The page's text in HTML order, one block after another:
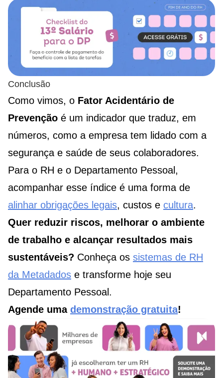
Conclusão
Como vimos, o Fator Acidentário de
Prevenção é um indicador que traduz, em
números, como a empresa tem lidado com a
segurança e saúde de seus colaboradores.
Para o RH e o Departamento Pessoal,
acompanhar esse índice é uma forma de
alinhar obrigações legais, custos e cultura.
Quer reduzir riscos, melhorar o ambiente
de trabalho e alcançar resultados mais
sustentáveis? Conheça os sistemas de RH
da Metadados e transforme hoje seu
Departamento Pessoal.
Agende uma demonstração gratuita!